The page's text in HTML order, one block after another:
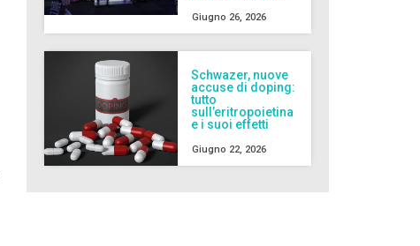
Giugno 26, 2026
Schwazer, nuove
accuse di doping:
tutto
sull’eritropoietina
e i suoi effetti
Giugno 22, 2026